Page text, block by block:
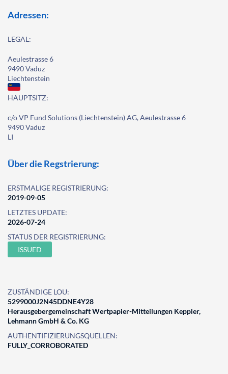
Adressen:
LEGAL:
Aeulestrasse 6
9490 Vaduz
Liechtenstein
HAUPTSITZ:
c/o VP Fund Solutions (Liechtenstein) AG, Aeulestrasse 6
9490 Vaduz
LI
Über die Regstrierung:
ERSTMALIGE REGISTRIERUNG:
2019-09-05
LETZTES UPDATE:
2026-07-24
STATUS DER REGISTRIERUNG:
ISSUED
ZUSTÄNDIGE LOU:
5299000J2N45DDNE4Y28
Herausgebergemeinschaft Wertpapier-Mitteilungen Keppler,
Lehmann GmbH & Co. KG
AUTHENTIFIZIERUNGSQUELLEN:
FULLY_CORROBORATED